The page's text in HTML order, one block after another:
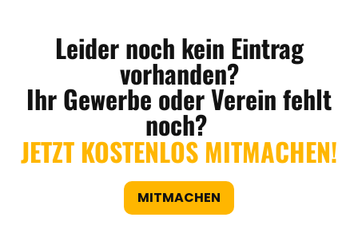
Leider noch kein Eintrag
vorhanden?
Ihr Gewerbe oder Verein fehlt
noch?
JETZT KOSTENLOS MITMACHEN!
MITMACHEN